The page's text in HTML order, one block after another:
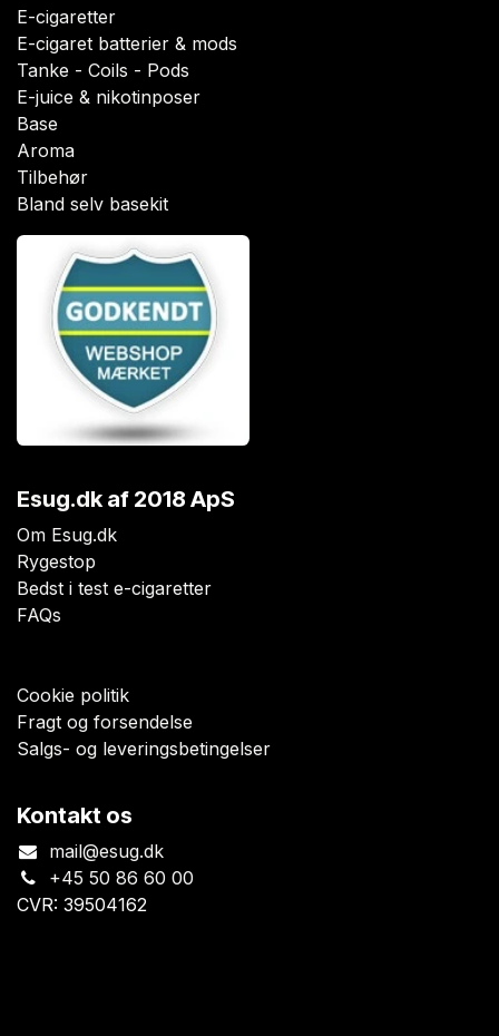
E-cigaretter
E-cigaret batterier & mods
Tanke - Coils - Pods
E-juice & nikotinposer
Base
Aroma
Tilbehør
Bland selv basekit
Esug.dk af 2018 ApS
Om Esug.dk
Rygestop
Bedst i test e-cigaretter
FAQs
Cookie politik
Fragt og forsendelse
Salgs- og leveringsbetingelser
Kontakt os
mail@esug.dk
+45 50 86 60 00
CVR: 39504162